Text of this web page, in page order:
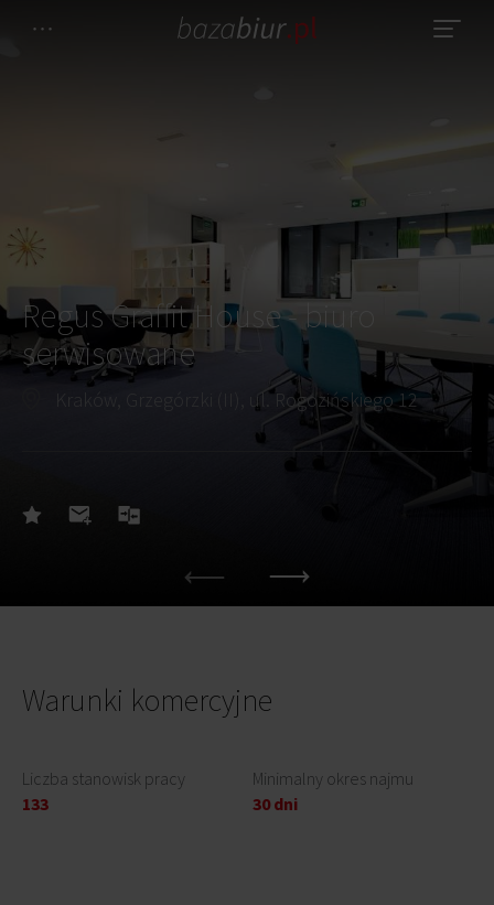
Regus Graffit House - biuro
serwisowane
Kraków, Grzegórzki (II), ul. Rogozińskiego 12
Warunki komercyjne
Liczba stanowisk pracy
133
Minimalny okres najmu
30 dni